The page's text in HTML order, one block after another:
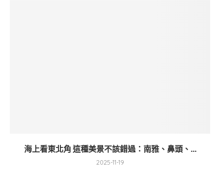
海上看東北角 這種美景不該錯過：南雅、鼻頭、...
2025-11-19